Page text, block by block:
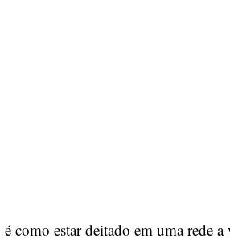
é como estar deitado em uma rede